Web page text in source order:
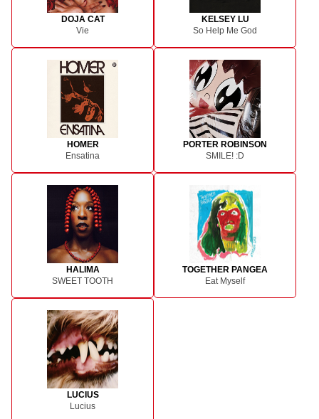
DOJA CAT
Vie
KELSEY LU
So Help Me God
HOMER
Ensatina
PORTER ROBINSON
SMILE! :D
HALIMA
SWEET TOOTH
TOGETHER PANGEA
Eat Myself
LUCIUS
Lucius